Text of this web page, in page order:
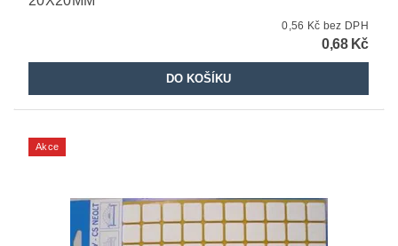
0,56 Kč bez DPH
0,68 Kč
Akce